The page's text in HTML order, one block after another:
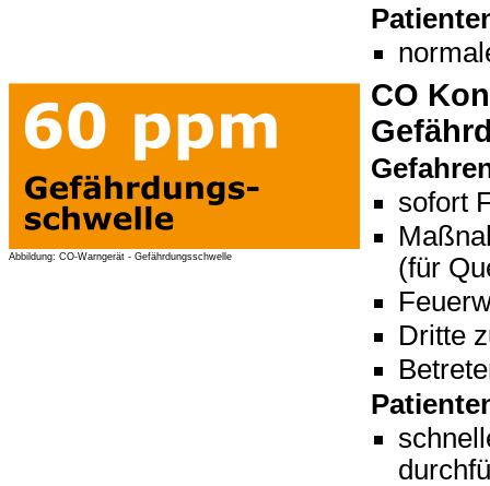
Abbildung: CO-Warngerät - Gefährdungsschwelle
CO
sofort
(für
Dritte